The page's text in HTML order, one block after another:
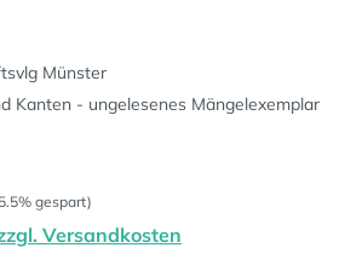
Münster
Kanten - ungelesenes Mängelexemplar
gespart)
Versandkosten